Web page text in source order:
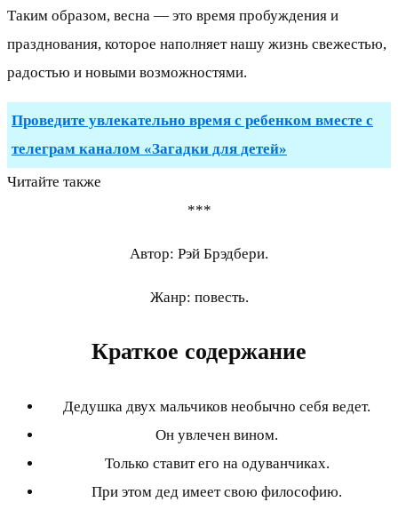
Таким образом, весна — это время пробуждения и
празднования, которое наполняет нашу жизнь свежестью,
радостью и новыми возможностями.
Проведите увлекательно время с ребенком вместе с
телеграм каналом «Загадки для детей»
Читайте также
***
Автор: Рэй Брэдбери.
Жанр: повесть.
Краткое содержание
Дедушка двух мальчиков необычно себя ведет.
Он увлечен вином.
Только ставит его на одуванчиках.
При этом дед имеет свою философию.